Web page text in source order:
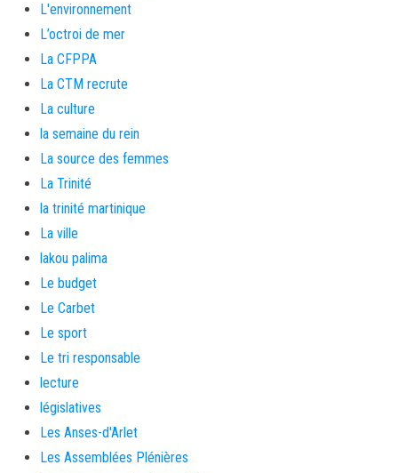
L'environnement
L’octroi de mer
La CFPPA
La CTM recrute
La culture
la semaine du rein
La source des femmes
La Trinité
la trinité martinique
La ville
lakou palima
Le budget
Le Carbet
Le sport
Le tri responsable
lecture
législatives
Les Anses-d'Arlet
Les Assemblées Plénières